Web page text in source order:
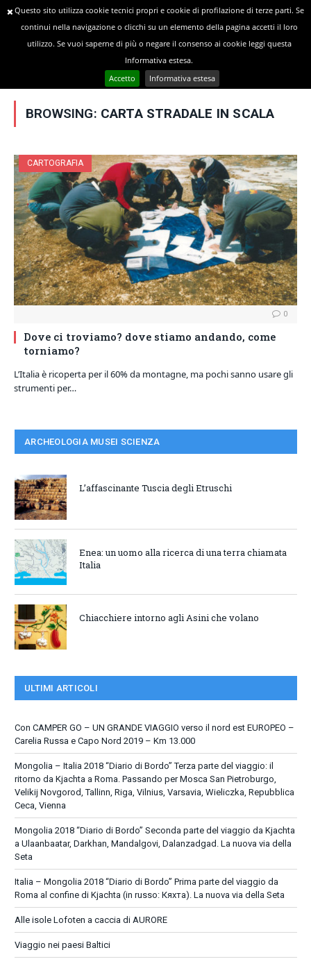
Posts Tagged "carta stradale in scala"
BROWSING: CARTA STRADALE IN SCALA
CARTOGRAFIA
0
Dove ci troviamo? dove stiamo andando, come
torniamo?
L’Italia è ricoperta per il 60% da montagne, ma pochi sanno usare gli
strumenti per…
ARCHEOLOGIA MUSEI SCIENZA
L’affascinante Tuscia degli Etruschi
Enea: un uomo alla ricerca di una terra chiamata
Italia
Chiacchiere intorno agli Asini che volano
ULTIMI ARTICOLI
Con CAMPER GO – UN GRANDE VIAGGIO verso il nord est EUROPEO –
Carelia Russa e Capo Nord 2019 – Km 13.000
Mongolia – Italia 2018 “Diario di Bordo” Terza parte del viaggio: il
ritorno da Kjachta a Roma. Passando per Mosca San Pietroburgo,
Velikij Novgorod, Tallinn, Riga, Vilnius, Varsavia, Wieliczka, Repubblica
Ceca, Vienna
Mongolia 2018 “Diario di Bordo” Seconda parte del viaggio da Kjachta
a Ulaanbaatar, Darkhan, Mandalgovi, Dalanzadgad. La nuova via della
Seta
Italia – Mongolia 2018 “Diario di Bordo” Prima parte del viaggio da
Roma al confine di Kjachta (in russo: Кяхта). La nuova via della Seta
Alle isole Lofoten a caccia di AURORE
Viaggio nei paesi Baltici
Questo sito utilizza cookie tecnici propri e cookie di profilazione di terze parti. Se
continui nella navigazione o clicchi su un elemento della pagina accetti il loro
utilizzo. Se vuoi saperne di più o negare il consenso ai cookie leggi questa
Informativa estesa.
Accetto
Informativa estesa